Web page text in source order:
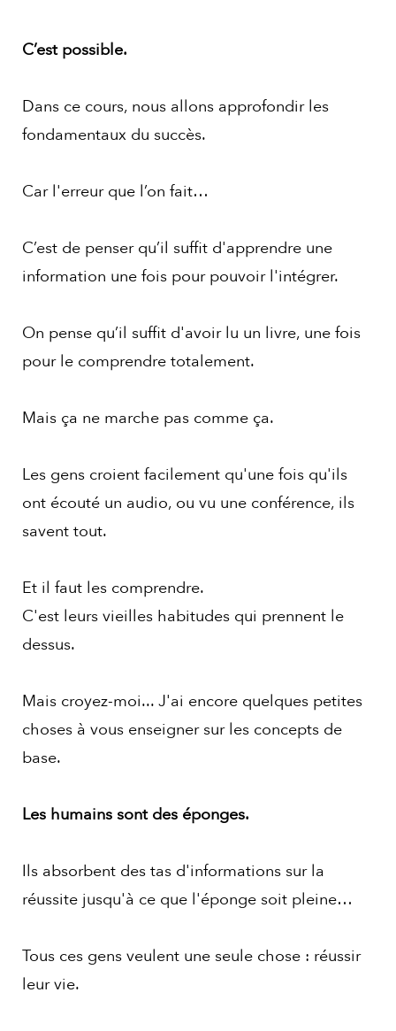
C’est possible.
Dans ce cours, nous allons approfondir les
fondamentaux du succès.
Car l'erreur que l’on fait…
C’est de penser qu’il suffit d'apprendre une
information une fois pour pouvoir l'intégrer.
On pense qu’il suffit d'avoir lu un livre, une fois
pour le comprendre totalement.
Mais ça ne marche pas comme ça.
Les gens croient facilement qu'une fois qu'ils
ont écouté un audio, ou vu une conférence, ils
savent tout.
Et il faut les comprendre.
C'est leurs vieilles habitudes qui prennent le
dessus.
Mais croyez-moi... J'ai encore quelques petites
choses à vous enseigner sur les concepts de
base.
Les humains sont des éponges.
Ils absorbent des tas d'informations sur la
réussite jusqu'à ce que l'éponge soit pleine…
Tous ces gens veulent une seule chose : réussir
leur vie.